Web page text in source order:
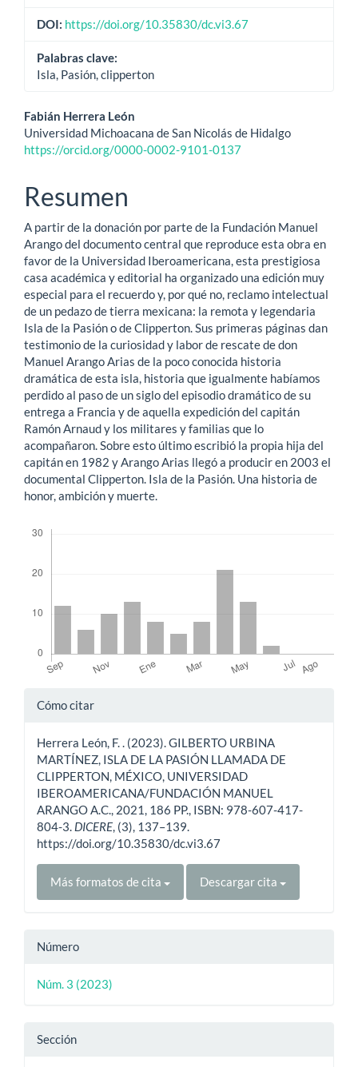
DOI: https://doi.org/10.35830/dc.vi3.67
Palabras clave:
Isla, Pasión, clipperton
Contenido
principal
artículo
Fabián Herrera León
Universidad Michoacana de San Nicolás de Hidalgo
https://orcid.org/0000-0002-9101-0137
Resumen
A partir de la donación por parte de la Fundación Manuel
Arango del documento central que reproduce esta obra en
favor de la Universidad Iberoamericana, esta prestigiosa
casa académica y editorial ha organizado una edición muy
especial para el recuerdo y, por qué no, reclamo intelectual
de un pedazo de tierra mexicana: la remota y legendaria
Isla de la Pasión o de Clipperton. Sus primeras páginas dan
testimonio de la curiosidad y labor de rescate de don
Manuel Arango Arias de la poco conocida historia
dramática de esta isla, historia que igualmente habíamos
perdido al paso de un siglo del episodio dramático de su
entrega a Francia y de aquella expedición del capitán
Ramón Arnaud y los militares y familias que lo
acompañaron. Sobre esto último escribió la propia hija del
capitán en 1982 y Arango Arias llegó a producir en 2003 el
documental Clipperton. Isla de la Pasión. Una historia de
honor, ambición y muerte.
Detalles
artículo
Cómo citar
Herrera León, F. . (2023). GILBERTO URBINA
MARTÍNEZ, ISLA DE LA PASIÓN LLAMADA DE
CLIPPERTON, MÉXICO, UNIVERSIDAD
IBEROAMERICANA/FUNDACIÓN MANUEL
ARANGO A.C., 2021, 186 PP., ISBN: 978-607-417-
804-3. DICERE, (3), 137–139.
https://doi.org/10.35830/dc.vi3.67
Más formatos de cita Descargar cita
Número
Núm. 3 (2023)
Sección